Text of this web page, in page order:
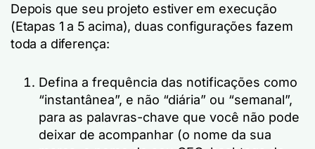
Depois que seu projeto estiver em execução
(Etapas 1 a 5 acima), duas configurações fazem
toda a diferença:
Defina a frequência das notificações como
“instantânea”, e não “diária” ou “semanal”,
para as palavras-chave que você não pode
deixar de acompanhar (o nome da sua